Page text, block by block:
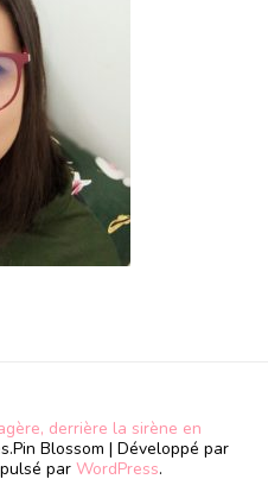
derrière la sirène en
Pin Blossom | Développé par
par WordPress.